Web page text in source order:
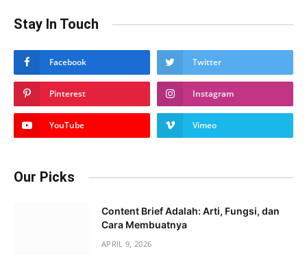
Stay In Touch
Facebook Twitter
Pinterest Instagram
YouTube Vimeo
Our Picks
Content Brief Adalah: Arti, Fungsi, dan
Cara Membuatnya
APRIL 9, 2026